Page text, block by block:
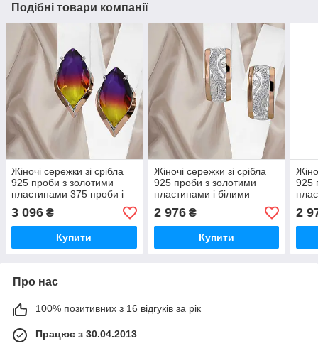
Подібні товари компанії
Жіночі сережки зі срібла
925 проби з золотими
пластинами 375 проби і
аметрином
3 096 ₴
Купити
Жіночі сережки зі срібла
925 проби з золотими
пластинами і білими
фіанітами Варвара
2 976₴
Купити
925
2
Про нас
100% позитивних з 16 відгуків за рік
Працює з 30.04.2013